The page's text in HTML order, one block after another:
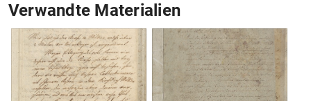
Verwandte Materialien